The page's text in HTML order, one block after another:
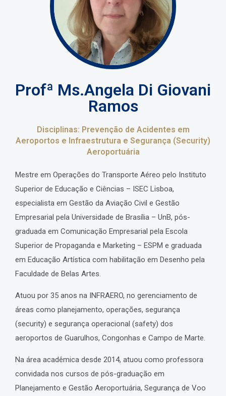
Profª Ms.Angela Di Giovani
Ramos
Disciplinas: Prevenção de Acidentes em
Aeroportos e Infraestrutura e Segurança (Security)
Aeroportuária
Mestre em Operações do Transporte Aéreo pelo Instituto
Superior de Educação e Ciências – ISEC Lisboa,
especialista em Gestão da Aviação Civil e Gestão
Empresarial pela Universidade de Brasília – UnB, pós-
graduada em Comunicação Empresarial pela Escola
Superior de Propaganda e Marketing – ESPM e graduada
em Educação Artística com habilitação em Desenho pela
Faculdade de Belas Artes.
Atuou por 35 anos na INFRAERO, no gerenciamento de
áreas como planejamento, operações, segurança
(security) e segurança operacional (safety) dos
aeroportos de Guarulhos, Congonhas e Campo de Marte.
Na área acadêmica desde 2014, atuou como professora
convidada nos cursos de pós-graduação em
Planejamento e Gestão Aeroportuária, Segurança de Voo